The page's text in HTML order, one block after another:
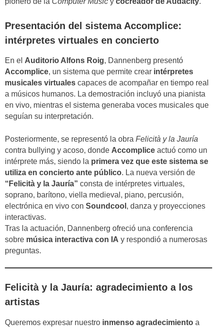
Presentación del sistema Accomplice:
intérpretes virtuales en concierto
En el Auditorio Alfons Roig, Dannenberg presentó
Accomplice, un sistema que permite crear intérpretes
musicales virtuales capaces de acompañar en tiempo real
a músicos humanos. La demostración incluyó una pianista
en vivo, mientras el sistema generaba voces musicales que
seguían su interpretación.
Posteriormente, se representó la obra Felicità y la Jauría
contra bullying y acoso, donde Accomplice actuó como un
intérprete más, siendo la primera vez que este sistema se
utiliza en concierto ante público. La nueva versión de
“Felicità y la Jauría” consta de intérpretes virtuales,
soprano, barítono, viella medieval, piano, percusión,
electrónica en vivo con Soundcool , danza y proyecciones
interactivas.
Tras la actuación, Dannenberg ofreció una conferencia
sobre música interactiva con IA y respondió a numerosas
preguntas.
Felicità y la Jauría: agradecimiento a los
artistas
Queremos expresar nuestro inmenso agradecimiento a